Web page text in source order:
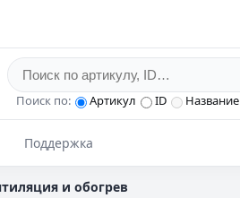
Поиск по: Артикул ID Название
Поддержка
и обогрев